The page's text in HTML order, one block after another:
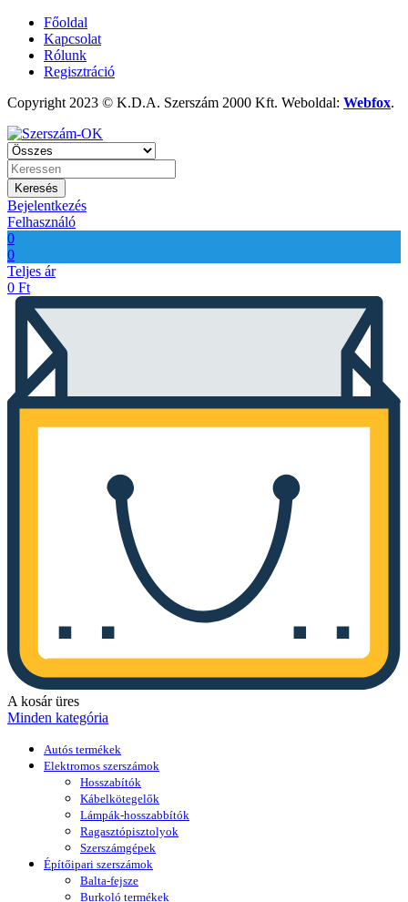
Főoldal
Kapcsolat
Rólunk
Regisztráció
Copyright 2023 © K.D.A. Szerszám 2000 Kft. Weboldal: Webfox.
Keresés
Bejelentkezés
Felhasználó
0
0
Teljes ár
0 Ft
A kosár üres
Minden kategória
Autós termékek
Elektromos szerszámok
Hosszabítók
Kábelkötegelők
Lámpák-hosszabbítók
Ragasztópisztolyok
Szerszámgépek
Építőipari szerszámok
Balta-fejsze
Burkoló termékek